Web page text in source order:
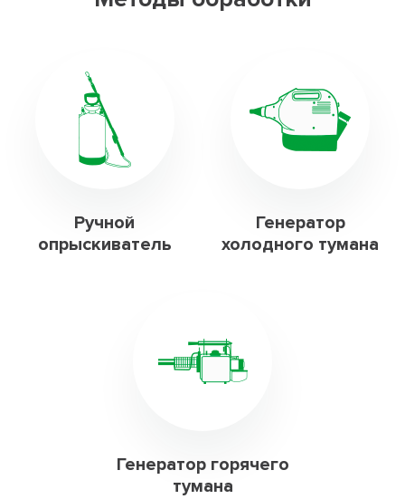
Ручной
опрыскиватель
Генератор
холодного тумана
Генератор горячего
тумана